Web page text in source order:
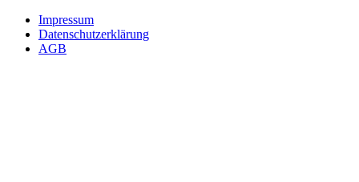
Impressum
Datenschutzerklärung
AGB